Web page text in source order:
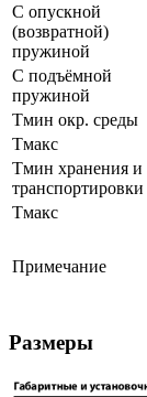
С опускной
(возвратной)
пружиной
С подъёмной
пружиной
Тмин окр. среды
Тмакс
Тмин хранения и
транспортировки
Тмакс
Примечание
Размеры